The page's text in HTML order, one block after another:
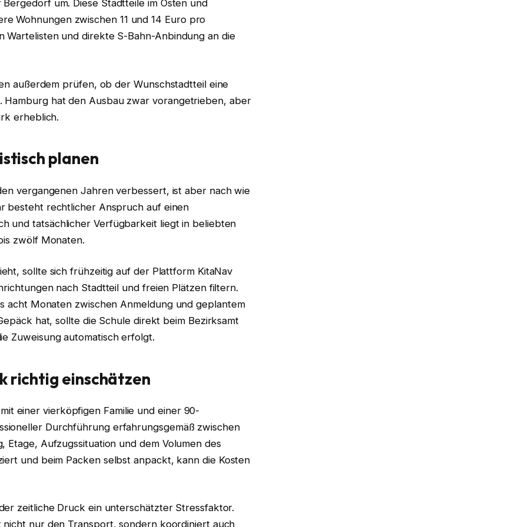
um. Diese Stadtteile im Osten und
Wohnungen zwischen 11 und 14 Euro pro
Wartelisten und direkte S-Bahn-Anbindung an die
außerdem prüfen, ob der Wunschstadtteil eine
Hamburg hat den Ausbau zwar vorangetrieben, aber
erheblich.
planen
vergangenen Jahren verbessert, ist aber nach wie
besteht rechtlicher Anspruch auf einen
und tatsächlicher Verfügbarkeit liegt in beliebten
zwölf Monaten.
sollte sich frühzeitig auf der Plattform KitaNav
nach Stadtteil und freien Plätzen filtern.
acht Monaten zwischen Anmeldung und geplantem
hat, sollte die Schule direkt beim Bezirksamt
Zuweisung automatisch erfolgt.
richtig einschätzen
einer vierköpfigen Familie und einer 90-
Durchführung erfahrungsgemäß zwischen
Etage, Aufzugssituation und dem Volumen des
und beim Packen selbst anpackt, kann die Kosten
zeitliche Druck ein unterschätzter Stressfaktor.
nur den Transport, sondern koordiniert auch